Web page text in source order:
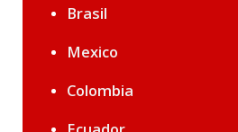
Brasil
Mexico
Colombia